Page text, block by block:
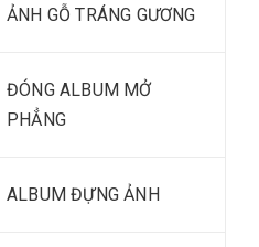
ẢNH GỖ TRÁNG GƯƠNG
ĐÓNG ALBUM MỞ
PHẲNG
ALBUM ĐỰNG ẢNH